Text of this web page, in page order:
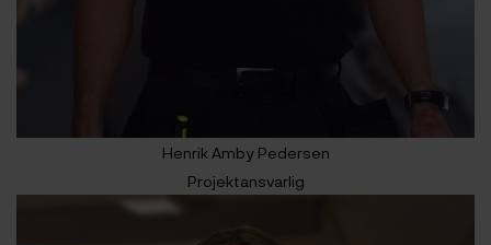
Henrik Amby Pedersen
Projektansvarlig